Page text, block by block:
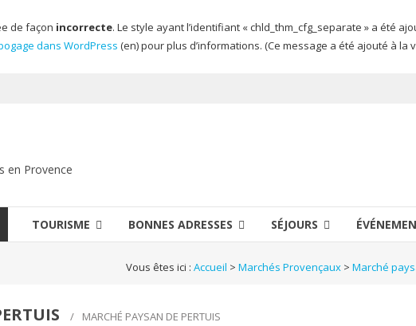
de façon incorrecte. Le style ayant l’identifiant « chld_thm_cfg_separate » a été
dans WordPress (en) pour plus d’informations. (Ce message a été ajouté à la
en Provence
TOURISME BONNES ADRESSES SÉJOURS
Vous êtes ici : Accueil > Marchés Provençaux > Marché
MARCHÉ PAYSAN DE PERTUIS